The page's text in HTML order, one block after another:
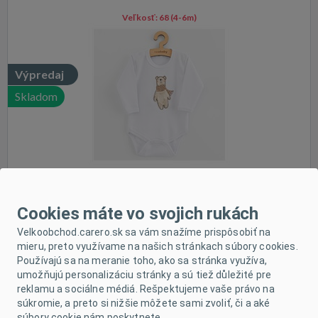
Výpredaj
Skladom
Veľkosť: 68 (4-6m)
Luxusné bavlnené body krátky rukáv New Baby - biele
Veľkosť:92 (18-24m)
Cookies máte vo svojich rukách
Velkoobchod.carero.sk sa vám snažíme prispôsobiť na
mieru, preto využívame na našich stránkach súbory cookies.
Používajú sa na meranie toho, ako sa stránka využíva,
umožňujú personalizáciu stránky a sú tiež důležité pre
reklamu a sociálne médiá. Rešpektujeme vaše právo na
súkromie, a preto si nižšie môžete sami zvoliť, či a aké